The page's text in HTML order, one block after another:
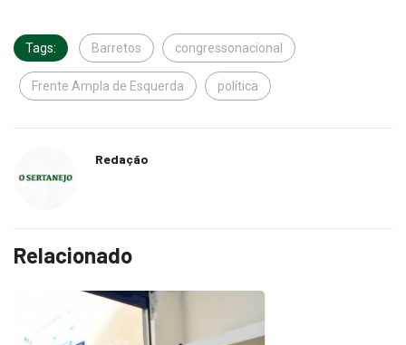
Tags: Barretos congressonacional
Frente Ampla de Esquerda política
Redação
Relacionado